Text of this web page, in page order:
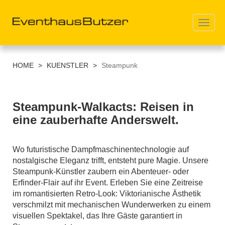
Direkt
zumHOME > KUENSTLER > Steampunk
Steampunk-Walkacts: Reisen in
eine zauberhafte Anderswelt.
Wo futuristische Dampfmaschinentechnologie auf
nostalgische Eleganz trifft, entsteht pure Magie. Unsere
Steampunk-Künstler zaubern ein Abenteuer- oder
Erfinder-Flair auf ihr Event. Erleben Sie eine Zeitreise
im romantisierten Retro-Look: Viktorianische Ästhetik
verschmilzt mit mechanischen Wunderwerken zu einem
visuellen Spektakel, das Ihre Gäste garantiert in